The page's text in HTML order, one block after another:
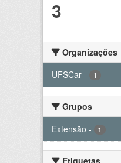
3
Organizações
UFSCar - 1
Grupos
Extensão - 1
Etiquetas